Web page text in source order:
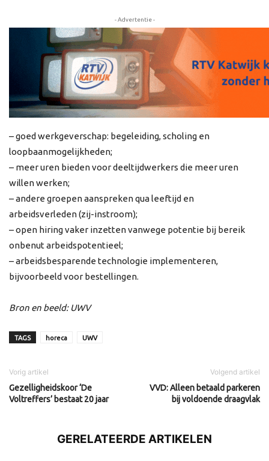
- Advertentie -
– goed werkgeverschap: begeleiding, scholing en
loopbaanmogelijkheden;
– meer uren bieden voor deeltijdwerkers die meer uren
willen werken;
– andere groepen aanspreken qua leeftijd en
arbeidsverleden (zij-instroom);
– open hiring vaker inzetten vanwege potentie bij bereik
onbenut arbeidspotentieel;
– arbeidsbesparende technologie implementeren,
bijvoorbeeld voor bestellingen.
Bron en beeld: UWV
TAGS horeca UWV
Vorig artikel
Gezelligheidskoor ‘De
Voltreffers’ bestaat 20 jaar
Volgend artikel
VVD: Alleen betaald parkeren
bij voldoende draagvlak
GERELATEERDE ARTIKELEN